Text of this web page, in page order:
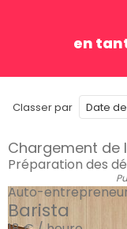
en
Classer par
Chargement de
Préparation des
Auto-
Barista